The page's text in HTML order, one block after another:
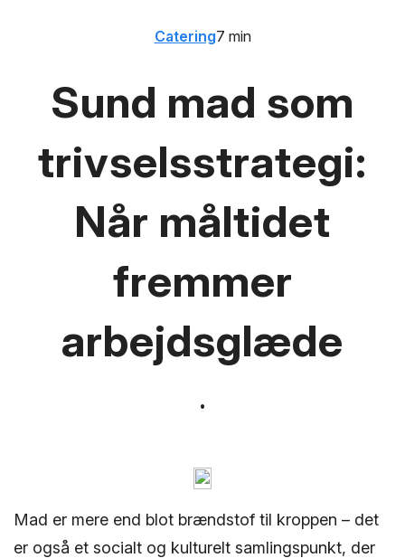
Sund mad som
trivselsstrategi:
Når måltidet
fremmer
arbejdsglæde
Catering7 min
Mad er mere end blot brændstof til kroppen – det
er også et socialt og kulturelt samlingspunkt, der